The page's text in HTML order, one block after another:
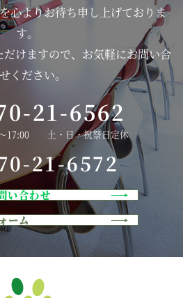
心よりお待ち申し上げておりま
す。
けますので、お気軽にお問い合
ください。
21-6562
～17:00 土・日・祝祭日定休
21-6572
い合わせ
ーム